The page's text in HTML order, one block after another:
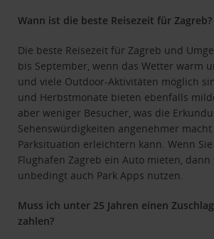
Wann ist die beste Reisezeit für Zagreb?
Die beste Reisezeit für Zagreb und
bis September, wenn das Wetter warm
und viele Outdoor-Aktivitäten möglich
und Herbstmonate bieten ebenfalls
aber weniger Besucher, was die
Sehenswürdigkeiten angenehmer
Parksituation erleichtern kann. Wenn
Flughafen Zagreb ein Auto mieten, dann
unbedingt auch Park Apps nutzen.
Muss ich unter 25 Jahren einen
zahlen?